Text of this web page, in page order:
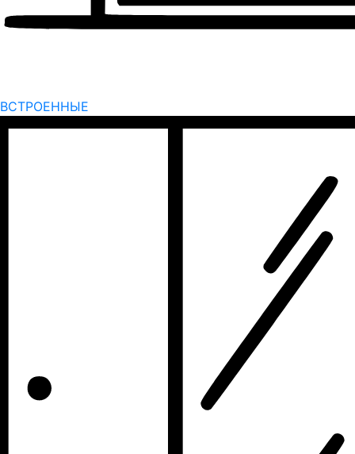
ВСТРОЕННЫЕ